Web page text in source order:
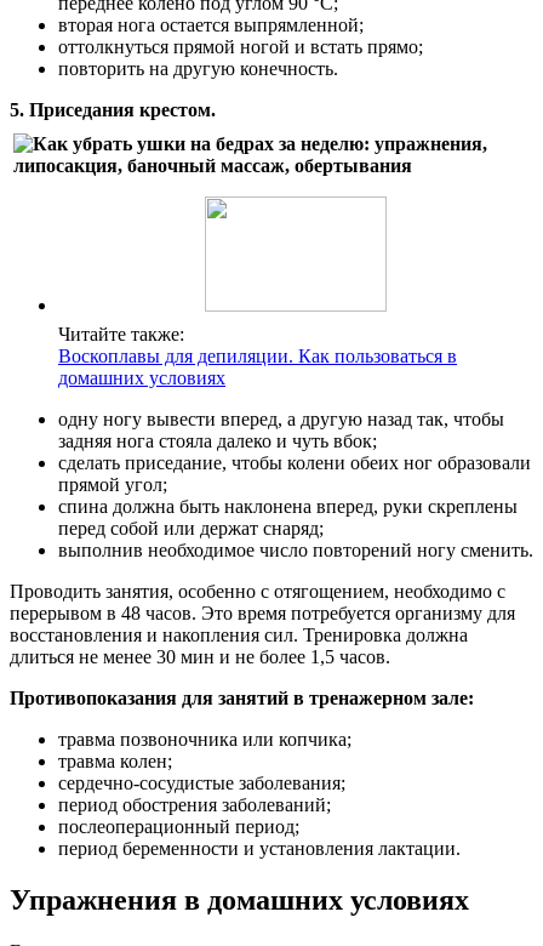
вторая нога остается выпрямленной;
оттолкнуться прямой ногой и встать прямо;
повторить на другую конечность.
5. Приседания крестом.
Читайте также:
Воскоплавы для депиляции. Как пользоваться в
домашних условиях
одну ногу вывести вперед, а другую назад так, чтобы
задняя нога стояла далеко и чуть вбок;
сделать приседание, чтобы колени обеих ног образовали
прямой угол;
спина должна быть наклонена вперед, руки скреплены
перед собой или держат снаряд;
выполнив необходимое число повторений ногу сменить.
Проводить занятия, особенно с отягощением, необходимо с
перерывом в 48 часов. Это время потребуется организму для
восстановления и накопления сил. Тренировка должна
длиться не менее 30 мин и не более 1,5 часов.
Противопоказания для занятий в тренажерном зале:
травма позвоночника или копчика;
травма колен;
сердечно-сосудистые заболевания;
период обострения заболеваний;
послеоперационный период;
период беременности и установления лактации.
Упражнения в домашних условиях